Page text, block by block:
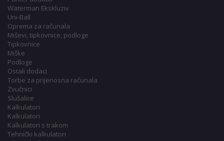
Waterman Ekskluziv
Uni-Ball
Oprema za računala
Miševi, tipkovnice, podloge
Tipkovnice
Miške
Podloge
Ostali dodaci
Torbe za prijenosna računala
Zvučnici
Slušalice
Kalkulatori
Kalkulatori
Kalkulatori s trakom
Tehnički kalkulatori